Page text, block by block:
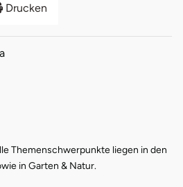
Drucken
Themenschwerpunkte liegen in den
in Garten & Natur.